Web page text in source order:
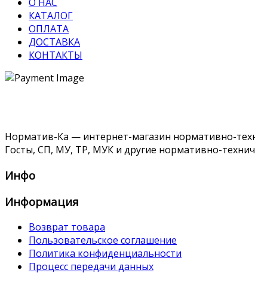
КАТАЛОГ
ОПЛАТА
ДОСТАВКА
КОНТАКТЫ
Норматив-Ка — интернет-магазин нормативно-
Госты, СП, МУ, ТР, МУК и другие нормативно-
Инфо
Информация
Возврат товара
Пользовательское соглашение
Политика конфиденциальности
Процесс передачи данных